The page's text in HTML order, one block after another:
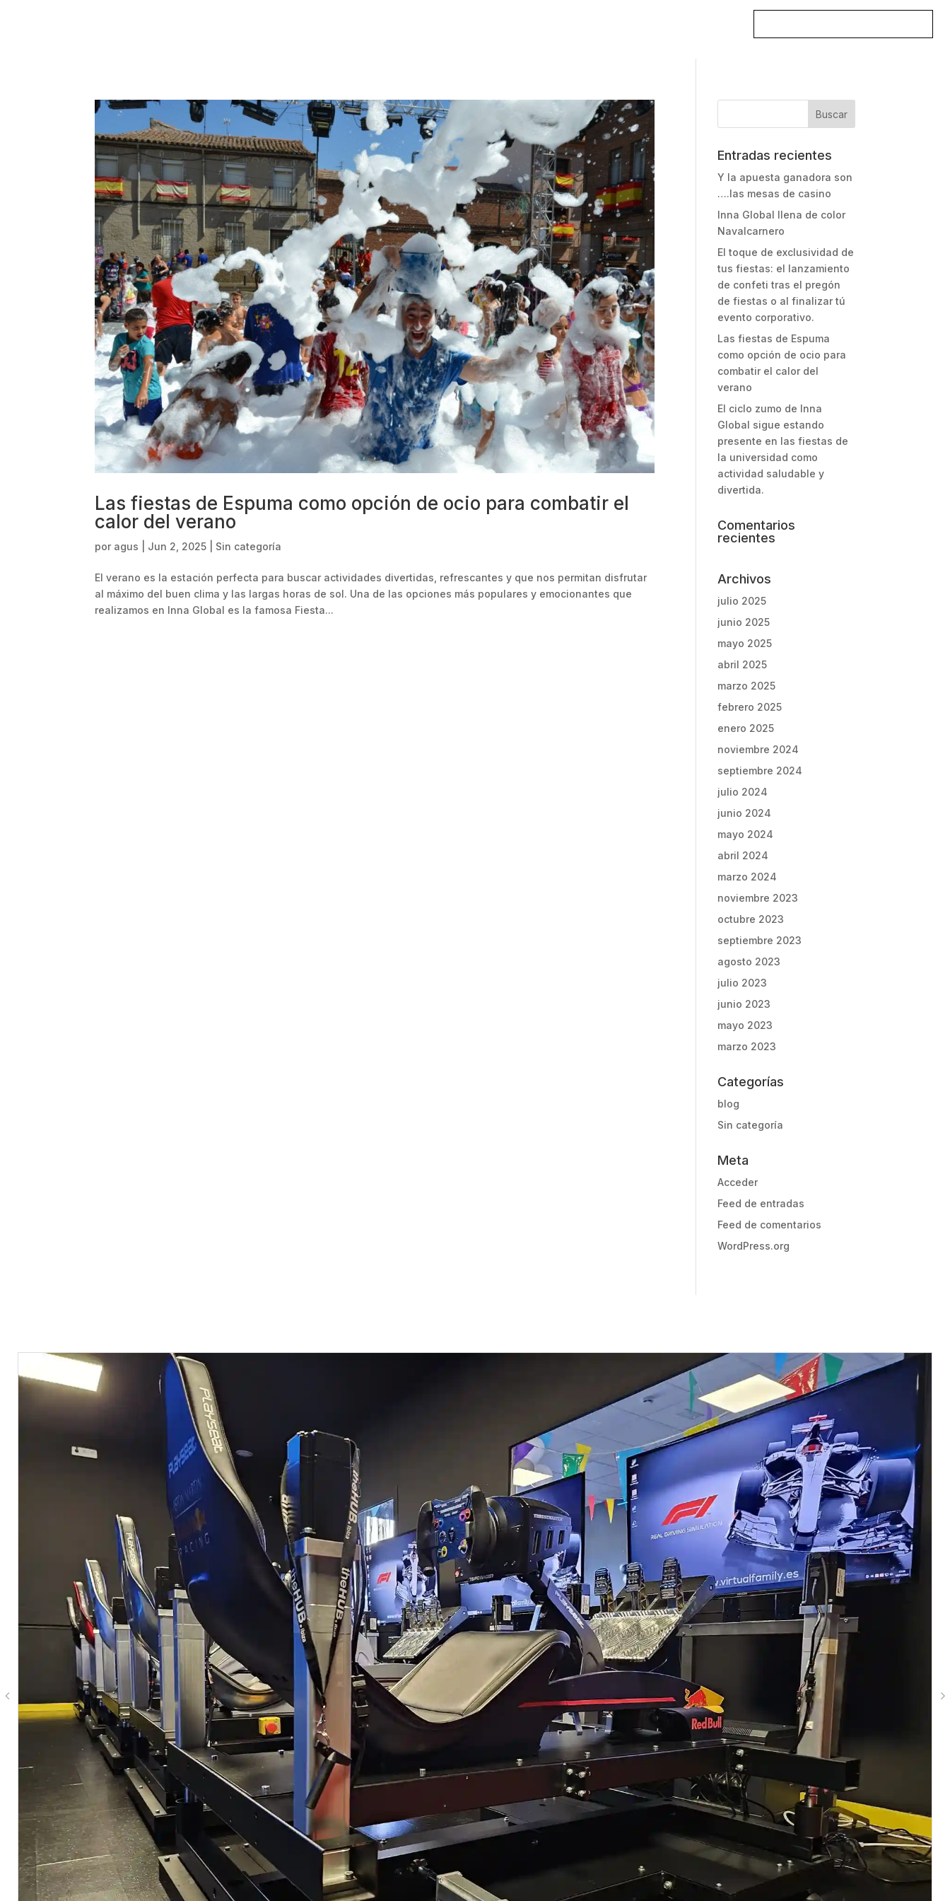
Las fiestas de Espuma como opción de ocio para combatir el
calor del verano
por agus Jun 2, 2025 Sin categoría
El verano es la estación perfecta para buscar actividades divertidas, refrescantes y que nos permitan disfrutar
al máximo del buen clima y las largas horas de sol. Una de las opciones más populares y emocionantes que
realizamos en Inna Global es la famosa Fiesta...
Entradas recientes
Y la apuesta ganadora son
….las mesas de casino
Inna Global llena de color
Navalcarnero
El toque de exclusividad de
tus fiestas: el lanzamiento
de confeti tras el pregón
de fiestas o al finalizar tú
evento corporativo.
Las fiestas de Espuma
como opción de ocio para
combatir el calor del
verano
El ciclo zumo de Inna
Global sigue estando
presente en las fiestas de
la universidad como
actividad saludable y
divertida.
Comentarios
recientes
Archivos
julio 2025
junio 2025
mayo 2025
abril 2025
marzo 2025
febrero 2025
enero 2025
noviembre 2024
septiembre 2024
julio 2024
junio 2024
mayo 2024
abril 2024
marzo 2024
noviembre 2023
octubre 2023
septiembre 2023
agosto 2023
julio 2023
junio 2023
mayo 2023
marzo 2023
Categorías
blog
Sin categoría
Meta
Acceder
Feed de entradas
Feed de comentarios
WordPress.org